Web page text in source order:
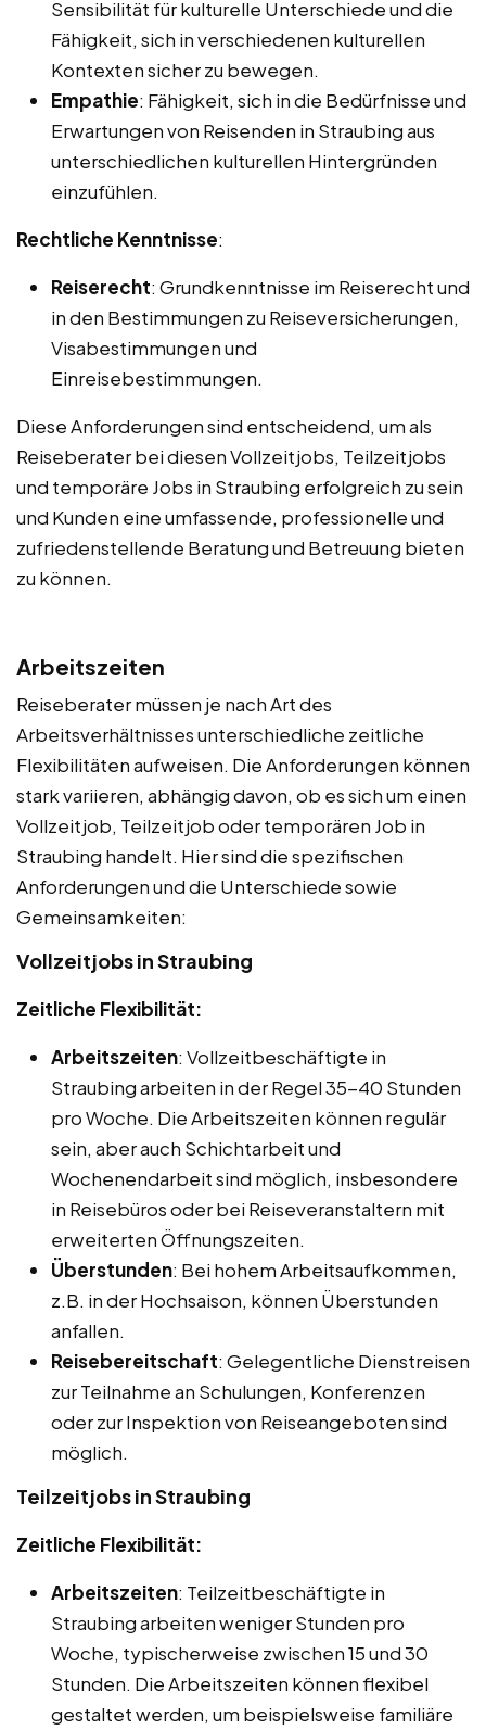
Sensibilität für kulturelle Unterschiede und die
Fähigkeit, sich in verschiedenen kulturellen
Kontexten sicher zu bewegen.
Empathie: Fähigkeit, sich in die Bedürfnisse und
Erwartungen von Reisenden in Straubing aus
unterschiedlichen kulturellen Hintergründen
einzufühlen.
Rechtliche Kenntnisse:
Reiserecht: Grundkenntnisse im Reiserecht und
in den Bestimmungen zu Reiseversicherungen,
Visabestimmungen und
Einreisebestimmungen.
Diese Anforderungen sind entscheidend, um als
Reiseberater bei diesen Vollzeitjobs, Teilzeitjobs
und temporäre Jobs in Straubing erfolgreich zu sein
und Kunden eine umfassende, professionelle und
zufriedenstellende Beratung und Betreuung bieten
zu können.
Arbeitszeiten
Reiseberater müssen je nach Art des
Arbeitsverhältnisses unterschiedliche zeitliche
Flexibilitäten aufweisen. Die Anforderungen können
stark variieren, abhängig davon, ob es sich um einen
Vollzeitjob, Teilzeitjob oder temporären Job in
Straubing handelt. Hier sind die spezifischen
Anforderungen und die Unterschiede sowie
Gemeinsamkeiten:
Vollzeitjobs in Straubing
Zeitliche Flexibilität:
Arbeitszeiten: Vollzeitbeschäftigte in
Straubing arbeiten in der Regel 35-40 Stunden
pro Woche. Die Arbeitszeiten können regulär
sein, aber auch Schichtarbeit und
Wochenendarbeit sind möglich, insbesondere
in Reisebüros oder bei Reiseveranstaltern mit
erweiterten Öffnungszeiten.
Überstunden: Bei hohem Arbeitsaufkommen,
z.B. in der Hochsaison, können Überstunden
anfallen.
Reisebereitschaft: Gelegentliche Dienstreisen
zur Teilnahme an Schulungen, Konferenzen
oder zur Inspektion von Reiseangeboten sind
möglich.
Teilzeitjobs in Straubing
Zeitliche Flexibilität:
Arbeitszeiten: Teilzeitbeschäftigte in
Straubing arbeiten weniger Stunden pro
Woche, typischerweise zwischen 15 und 30
Stunden. Die Arbeitszeiten können flexibel
gestaltet werden, um beispielsweise familiäre